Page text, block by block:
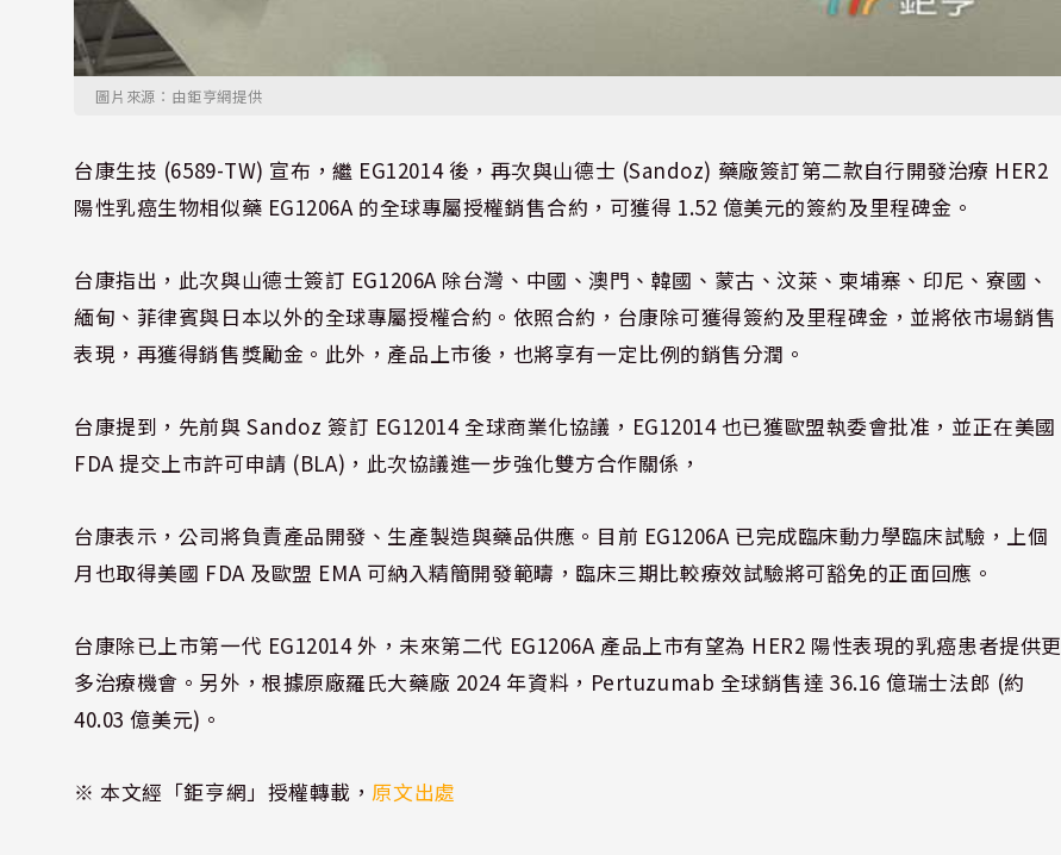
圖片來源：由鉅亨網提供
台康生技 (6589-TW) 宣布，繼 EG12014 後，再次與山德士 (Sandoz) 藥廠簽訂第二款自行開發治療 HER2
陽性乳癌生物相似藥 EG1206A 的全球專屬授權銷售合約，可獲得 1.52 億美元的簽約及里程碑金。
台康指出，此次與山德士簽訂 EG1206A 除台灣、中國、澳門、韓國、蒙古、汶萊、柬埔寨、印尼、寮國、
緬甸、菲律賓與日本以外的全球專屬授權合約。依照合約，台康除可獲得簽約及里程碑金，並將依市場銷售
表現，再獲得銷售獎勵金。此外，產品上市後，也將享有一定比例的銷售分潤。
台康提到，先前與 Sandoz 簽訂 EG12014 全球商業化協議，EG12014 也已獲歐盟執委會批准，並正在美國
FDA 提交上市許可申請 (BLA)，此次協議進一步強化雙方合作關係，
台康表示，公司將負責產品開發、生產製造與藥品供應。目前 EG1206A 已完成臨床動力學臨床試驗，上個
月也取得美國 FDA 及歐盟 EMA 可納入精簡開發範疇，臨床三期比較療效試驗將可豁免的正面回應。
台康除已上市第一代 EG12014 外，未來第二代 EG1206A 產品上市有望為 HER2 陽性表現的乳癌患者提供更
多治療機會。另外，根據原廠羅氏大藥廠 2024 年資料，Pertuzumab 全球銷售達 36.16 億瑞士法郎 (約
40.03 億美元)。
※ 本文經「鉅亨網」授權轉載，原文出處